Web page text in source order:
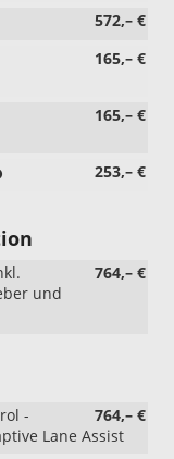
572,– €
165,– €
165,– €
253,– €
WIE
PMA)
764,– €
und
764,– €
-
Lane Assist